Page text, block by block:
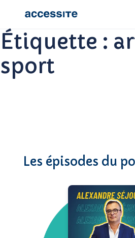
Étiquette :
sport
Les épisodes du